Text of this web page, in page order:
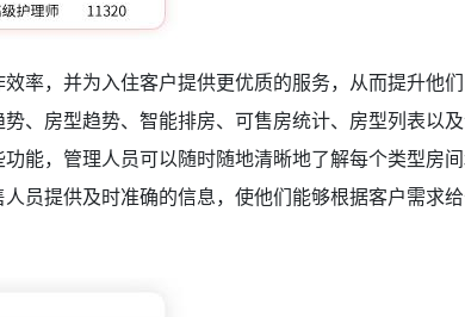
率，并为入住客户提供更优质的服务，从而提升他
、房型趋势、智能排房、可售房统计、房型列表以
能，管理人员可以随时随地清晰地了解每个类型房
员提供及时准确的信息，使他们能够根据客户需求